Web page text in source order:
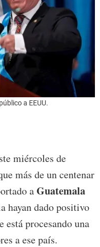
a EEUU.
miércoles de
más de un centenar
aGuatemala
hayan dado positivo
está procesando una
a ese país.